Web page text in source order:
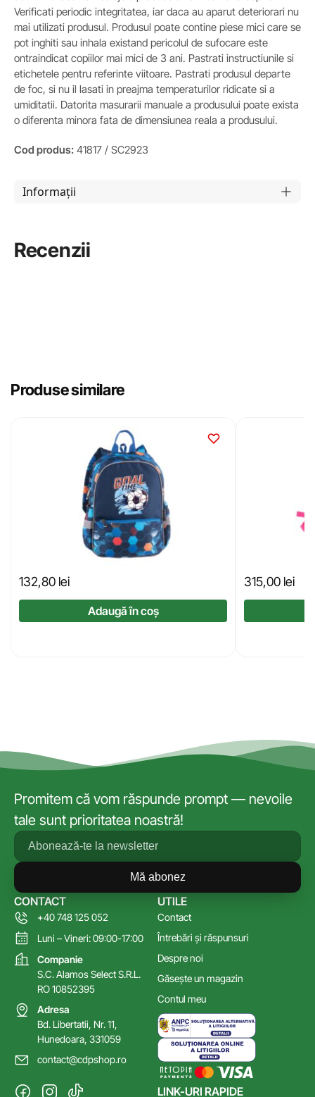
Verificati periodic integritatea, iar daca au aparut deteriorari nu
mai utilizati produsul. Produsul poate contine piese mici care se
pot inghiti sau inhala existand pericolul de sufocare este
ontraindicat copiilor mai mici de 3 ani. Pastrati instructiunile si
etichetele pentru referinte viitoare. Pastrati produsul departe
de foc, si nu il lasati in preajma temperaturilor ridicate si a
umiditatii. Datorita masurarii manuale a produsului poate exista
o diferenta minora fata de dimensiunea reala a produsului.
Cod produs: 41817 / SC2923
Informații
Recenzii
Produse similare
132,80 lei
Adaugă în coș
315,00 lei
Promitem că vom răspunde prompt — nevoile
tale sunt prioritatea noastră!
Mă abonez
LINK-URI RAPIDE
UTILE
Contact
Întrebări și răspunsuri
Despre noi
Găsește un magazin
Contul meu
CONTACT
+40 748 125 052
Luni – Vineri: 09:00-17:00
Companie
S.C. Alamos Select S.R.L.
RO 10852395
Adresa
Bd. Libertatii, Nr. 11,
Hunedoara, 331059
contact@cdpshop.ro